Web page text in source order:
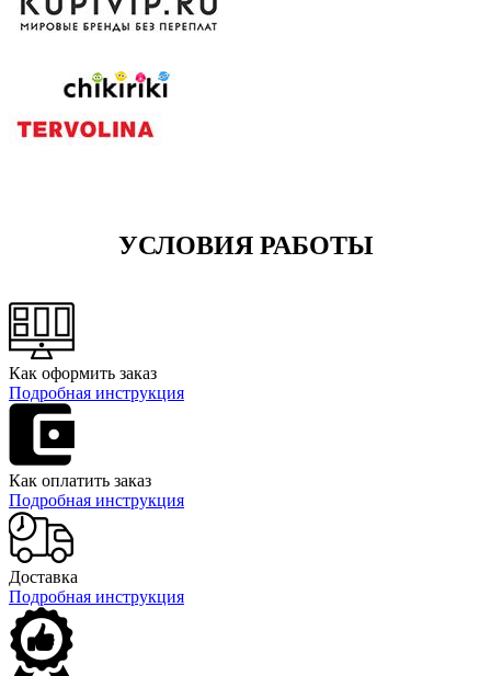
УСЛОВИЯ РАБОТЫ
Как оформить заказ
Подробная инструкция
Как оплатить заказ
Подробная инструкция
Доставка
Подробная инструкция